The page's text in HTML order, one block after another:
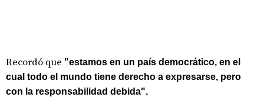
Recordó que "estamos en un país democrático, en el
cual todo el mundo tiene derecho a expresarse, pero
con la responsabilidad debida".